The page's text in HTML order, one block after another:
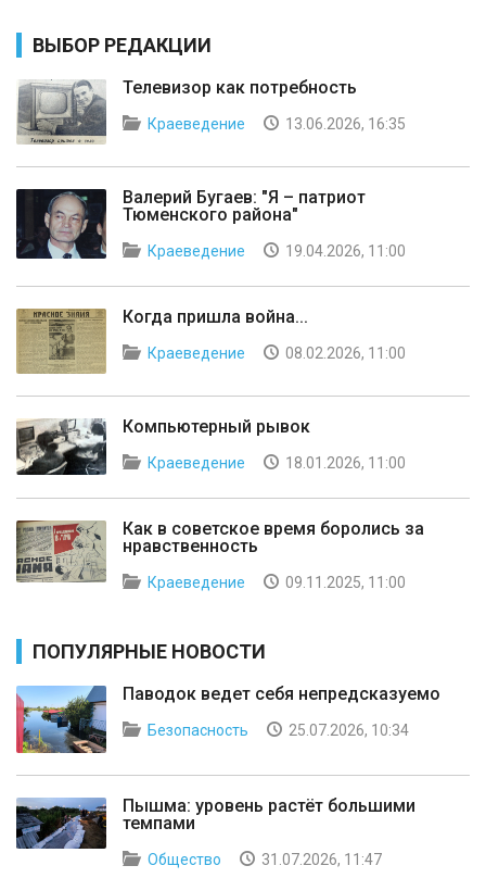
ВЫБОР РЕДАКЦИИ
Телевизор как потребность
Краеведение 13.06.2026, 16:35
Валерий Бугаев: "Я – патриот
Тюменского района"
Краеведение 19.04.2026, 11:00
Когда пришла война...
Краеведение 08.02.2026, 11:00
Компьютерный рывок
Краеведение 18.01.2026, 11:00
Как в советское время боролись за
нравственность
Краеведение 09.11.2025, 11:00
ПОПУЛЯРНЫЕ НОВОСТИ
Паводок ведет себя непредсказуемо
Безопасность 25.07.2026, 10:34
Пышма: уровень растёт большими
темпами
Общество 31.07.2026, 11:47